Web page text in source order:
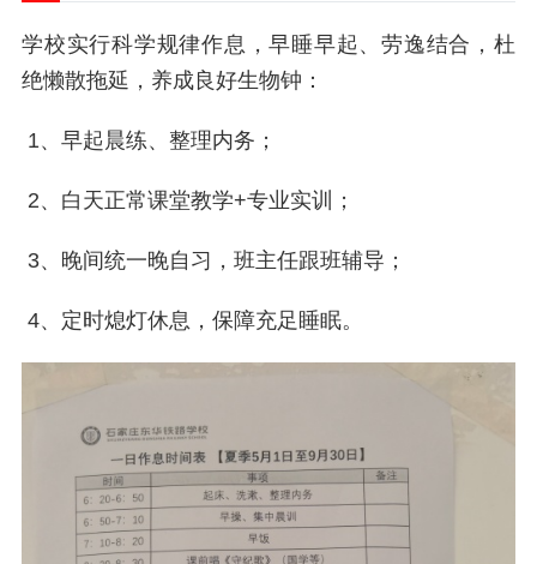
学校实行科学规律作息，早睡早起、劳逸结合，杜
绝懒散拖延，养成良好生物钟：
1、早起晨练、整理内务；
2、白天正常课堂教学+专业实训；
3、晚间统一晚自习，班主任跟班辅导；
4、定时熄灯休息，保障充足睡眠。